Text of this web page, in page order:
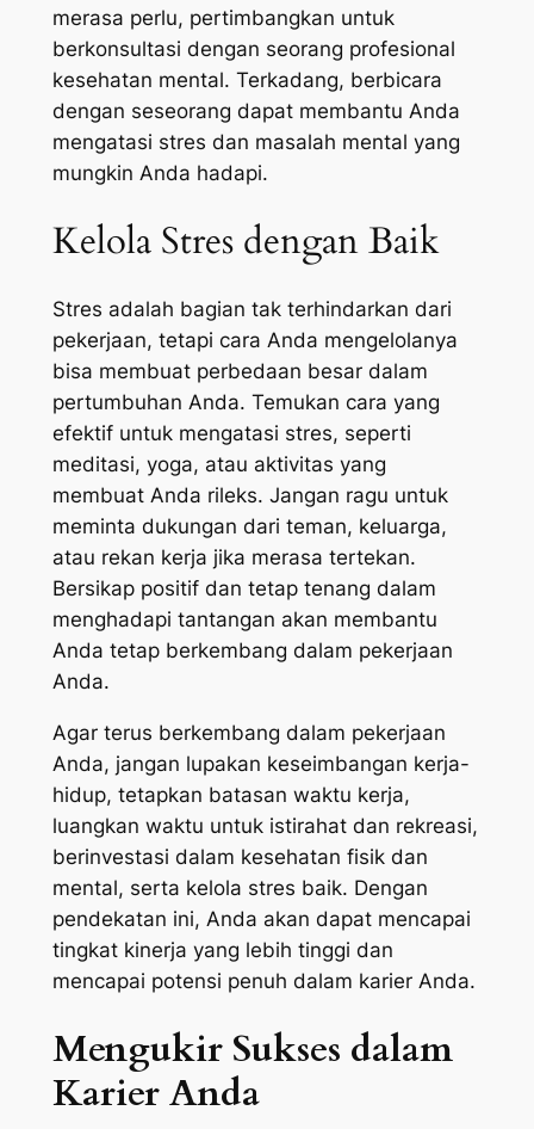
merasa perlu, pertimbangkan untuk
berkonsultasi dengan seorang profesional
kesehatan mental. Terkadang, berbicara
dengan seseorang dapat membantu Anda
mengatasi stres dan masalah mental yang
mungkin Anda hadapi.
Kelola Stres dengan Baik
Stres adalah bagian tak terhindarkan dari
pekerjaan, tetapi cara Anda mengelolanya
bisa membuat perbedaan besar dalam
pertumbuhan Anda. Temukan cara yang
efektif untuk mengatasi stres, seperti
meditasi, yoga, atau aktivitas yang
membuat Anda rileks. Jangan ragu untuk
meminta dukungan dari teman, keluarga,
atau rekan kerja jika merasa tertekan.
Bersikap positif dan tetap tenang dalam
menghadapi tantangan akan membantu
Anda tetap berkembang dalam pekerjaan
Anda.
Agar terus berkembang dalam pekerjaan
Anda, jangan lupakan keseimbangan kerja-
hidup, tetapkan batasan waktu kerja,
luangkan waktu untuk istirahat dan rekreasi,
berinvestasi dalam kesehatan fisik dan
mental, serta kelola stres baik. Dengan
pendekatan ini, Anda akan dapat mencapai
tingkat kinerja yang lebih tinggi dan
mencapai potensi penuh dalam karier Anda.
Mengukir Sukses dalam
Karier Anda